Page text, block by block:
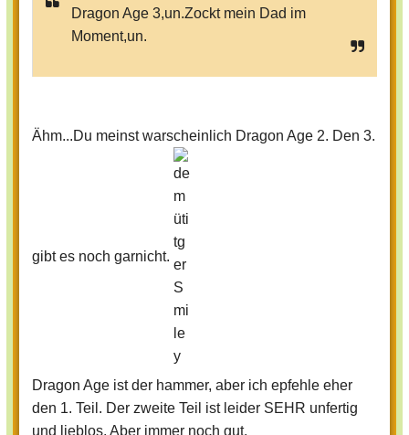
Dragon Age 3,un.Zockt mein Dad im
Moment,un.
Ähm...Du meinst warscheinlich Dragon Age 2. Den 3.
gibt es noch garnicht.
Dragon Age ist der hammer, aber ich epfehle eher
den 1. Teil. Der zweite Teil ist leider SEHR unfertig
und lieblos. Aber immer noch gut.